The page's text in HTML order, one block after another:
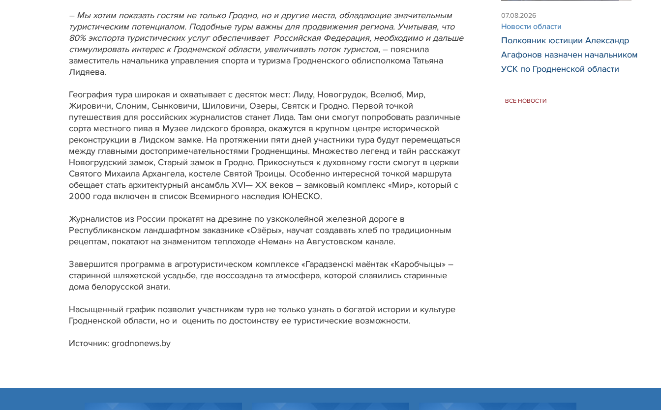
– Мы хотим показать гостям не только Гродно, но и другие места, обладающие значительным
туристическим потенциалом. Подобные туры важны для продвижения региона. Учитывая, что
80% экспорта туристических услуг обеспечивает Российская Федерация, необходимо и дальше
стимулировать интерес к Гродненской области, увеличивать поток туристов, – пояснила
заместитель начальника управления спорта и туризма Гродненского облисполкома Татьяна
Лидяева.
География тура широкая и охватывает с десяток мест: Лиду, Новогрудок, Вселюб, Мир,
Жировичи, Слоним, Сынковичи, Шиловичи, Озеры, Святск и Гродно. Первой точкой
путешествия для российских журналистов станет Лида. Там они смогут попробовать различные
сорта местного пива в Музее лидского бровара, окажутся в крупном центре исторической
реконструкции в Лидском замке. На протяжении пяти дней участники тура будут перемещаться
между главными достопримечательностями Гродненщины. Множество легенд и тайн расскажут
Новогрудский замок, Старый замок в Гродно. Прикоснуться к духовному гости смогут в церкви
Святого Михаила Архангела, костеле Святой Троицы. Особенно интересной точкой маршрута
обещает стать архитектурный ансамбль XVI— XX веков – замковый комплекс «Мир», который с
2000 года включен в список Всемирного наследия ЮНЕСКО.
Журналистов из России прокатят на дрезине по узкоколейной железной дороге в
Республиканском ландшафтном заказнике «Озёры», научат создавать хлеб по традиционным
рецептам, покатают на знаменитом теплоходе «Неман» на Августовском канале.
Завершится программа в агротуристическом комплексе «Гарадзенскі маёнтак «Каробчыцы» –
старинной шляхетской усадьбе, где воссоздана та атмосфера, которой славились старинные
дома белорусской знати.
Насыщенный график позволит участникам тура не только узнать о богатой истории и культуре
Гродненской области, но и оценить по достоинству ее туристические возможности.
Источник: grodnonews.by
07.08.2026
Новости области
Полковник юстиции Александр
Агафонов назначен начальником
УСК по Гродненской области
ВСЕ НОВОСТИ